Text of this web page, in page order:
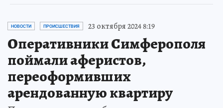
НОВОСТИ ПРОИСШЕСТВИЯ 23 октября 2024 8:19
Оперативники Симферополя
поймали аферистов,
переоформивших
арендованную квартиру